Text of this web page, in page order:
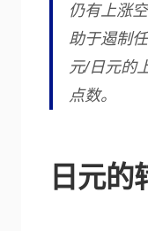
仍有上涨
助于遏制
元/日元的
点数。
日元的